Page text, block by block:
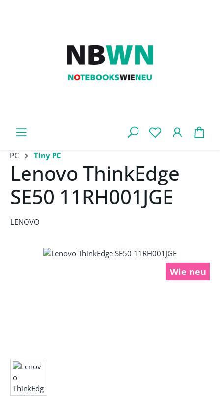
PC Tiny PC
Lenovo ThinkEdge
SE50 11RH001JGE
LENOVO
Bildergalerie überspringen
Wie neu